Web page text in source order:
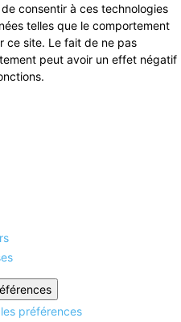
consentir à ces technologies
telles que le comportement
ce site. Le fait de ne pas
peut avoir un effet négatif
préférences